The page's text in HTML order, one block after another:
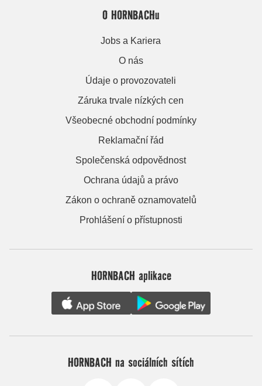
O HORNBACHu
Jobs a Kariera
O nás
Údaje o provozovateli
Záruka trvale nízkých cen
Všeobecné obchodní podmínky
Reklamační řád
Společenská odpovědnost
Ochrana údajů a právo
Zákon o ochraně oznamovatelů
Prohlášení o přístupnosti
HORNBACH aplikace
HORNBACH na sociálních sítích